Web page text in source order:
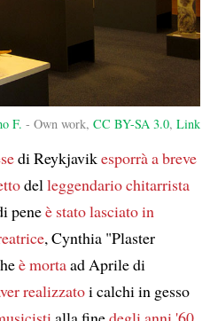
F. -Own work,CC BY-SA 3.0,Link
di Reykjavikesporràa breve
del leggendario chitarrista
peneè stato lasciato in
, Cynthia "Plaster
è mortaad Aprile di
realizzatoi calchi in gesso